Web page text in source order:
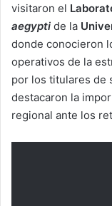
visitaron el
aegypti de la
donde conocieron
operativos de la
por los titulares de
destacaron la
regional ante los